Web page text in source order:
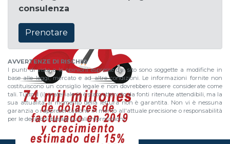
consulenza
Prenotare
AVVERTENZE DI RISCHIO
I punti di vista e le opinioni espresse dal sito sono soggette a modifiche in
base alle leggi, mercato e ad altre condizioni. Le informazioni fornite non
costituiscono un consiglio legale e non dovrebbero essere considerate come
tali. Tutto il (i) materiale (i) è stato ottenuto da fonti ritenute attendibili, ma la
sua attualitá al momento della lettura non è garantita. Non vi è nessuna
garanzia o rappresentazione in merito all'attuale precisione o responsabilità
per le decisioni basate su tali informazioni.